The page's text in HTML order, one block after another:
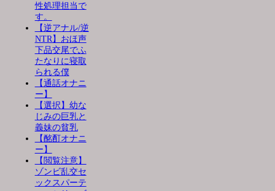
性処理担当で
す。
【逆アナル/逆
NTR】おほ声
下品交尾でふ
たなりに寝取
られる僕
【通話オナニ
ー】
【選択】幼な
じみの巨乳と
義妹の貧乳
【酩酊オナニ
ー】
【閲覧注意】
ゾンビ乱交セ
ックスパーテ